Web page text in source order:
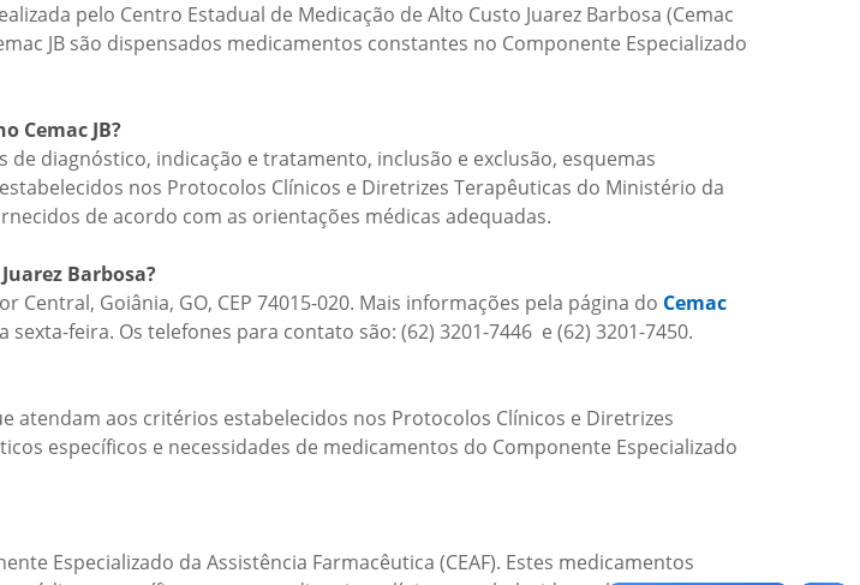
pelo Centro Estadual de Medicação de Alto Custo Juarez Barbosa (Cemac
JB são dispensados medicamentos constantes no Componente Especializado
Cemac JB?
de diagnóstico, indicação e tratamento, inclusão e exclusão, esquemas
nos Protocolos Clínicos e Diretrizes Terapêuticas do Ministério da
de acordo com as orientações médicas adequadas.
Barbosa?
Central, Goiânia, GO, CEP 74015-020. Mais informações pela página do Cemac
feira. Os telefones para contato são: (62) 3201-7446 e (62) 3201-7450.
atendam aos critérios estabelecidos nos Protocolos Clínicos e Diretrizes
específicos e necessidades de medicamentos do Componente Especializado
Especializado da Assistência Farmacêutica (CEAF). Estes medicamentos